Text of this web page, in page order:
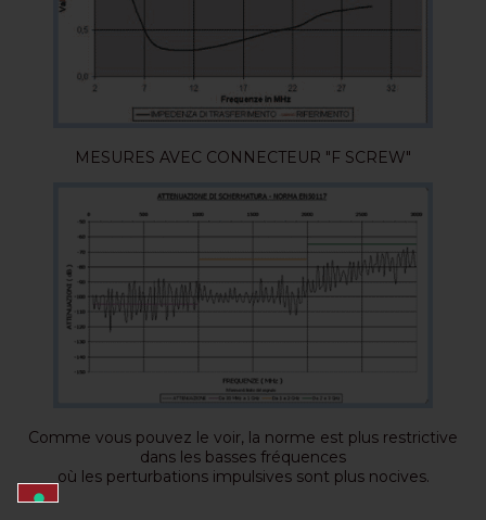
MESURES AVEC CONNECTEUR "F SCREW"
Comme vous pouvez le voir, la norme est plus restrictive
dans les basses fréquences
où les perturbations impulsives sont plus nocives.